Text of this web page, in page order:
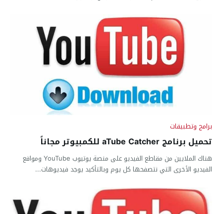
برامج وتطبيقات
تحميل برنامج aTube Catcher للكمبيوتر مجاناً
هناك الملايين من مقاطع الفيديو على منصة يوتيوب YouTube ومواقع
الفيديو الأخرى التي نتصفحها كل يوم وبالتأكيد يوجد فيديوهات...